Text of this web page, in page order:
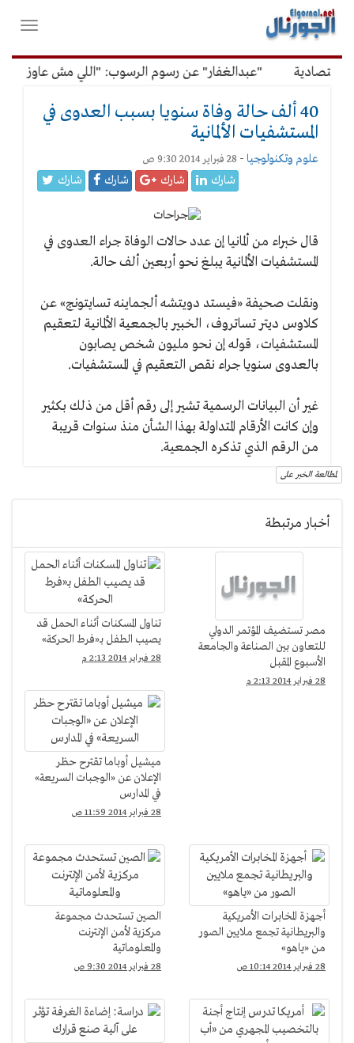
القائمة
الرئيسية
فتح
"عبدالغفار" عن رسوم الرسوب: "اللي مش عاوز
40 ألف حالة وفاة سنويا بسبب العدوى في
المستشفيات الألمانية
علوم وتكنولوجيا - 28 فبراير 2014 9:30 ص
شارك شارك شارك شارك
قال خبراء من ألمانيا إن عدد حالات الوفاة جراء العدوى في
المستشفيات الألمانية يبلغ نحو أربعين ألف حالة.
ونقلت صحيفة «فيستد دويتشه ألجماينه تسايتونج» عن
كلاوس ديتر تساتروف، الخبير بالجمعية الألمانية لتعقيم
المستشفيات، قوله إن نحو مليون شخص يصابون
بالعدوى سنويا جراء نقص التعقيم في المستشفيات.
غير أن البيانات الرسمية تشير إلى رقم أقل من ذلك بكثير
وإن كانت الأرقام المتداولة بهذا الشأن منذ سنوات قريبة
من الرقم الذي تذكره الجمعية.
لمطالعة الخبر على
أخبار مرتبطة
مصر تستضيف المؤتمر الدولي
للتعاون بين الصناعة والجامعة
الأسبوع المقبل
28 فبراير 2014 2:13 م
تناول المسكنات أثناء الحمل قد
يصيب الطفل بـ«فرط الحركة»
28 فبراير 2014 2:13 م
ميشيل أوباما تقترح حظر
الإعلان عن «الوجبات السريعة»
في المدارس
28 فبراير 2014 11:59 ص
أجهزة المخابرات الأمريكية
والبريطانية تجمع ملايين الصور
من «ياهو»
28 فبراير 2014 10:14 ص
الصين تستحدث مجموعة
مركزية لأمن الإنترنت
والمعلوماتية
28 فبراير 2014 9:30 ص